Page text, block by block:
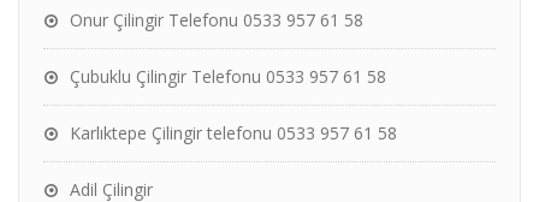
Onur Çilingir Telefonu 0533 957 61 58
Çubuklu Çilingir Telefonu 0533 957 61 58
Karlıktepe Çilingir telefonu 0533 957 61 58
Adil Çilingir